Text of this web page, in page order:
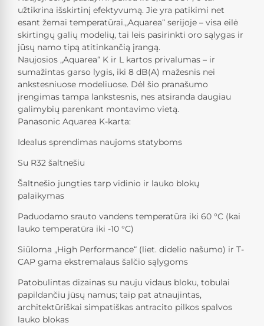
užtikrina išskirtinį efektyvumą. Jie yra patikimi net
esant žemai temperatūrai.„Aquarea“ serijoje – visa eilė
skirtingų galių modelių, tai leis pasirinkti oro sąlygas ir
jūsų namo tipą atitinkančią įrangą.
Naujosios „Aquarea“ K ir L kartos privalumas – ir
sumažintas garso lygis, iki 8 dB(A) mažesnis nei
ankstesniuose modeliuose. Dėl šio pranašumo
įrengimas tampa lankstesnis, nes atsiranda daugiau
galimybių parenkant montavimo vietą.
Panasonic Aquarea K-karta:
Idealus sprendimas naujoms statyboms
Su R32 šaltnešiu
Šaltnešio jungties tarp vidinio ir lauko blokų
palaikymas
Paduodamo srauto vandens temperatūra iki 60 °C (kai
lauko temperatūra iki -10 °C)
Siūloma „High Performance“ (liet. didelio našumo) ir T-
CAP gama ekstremalaus šalčio sąlygoms
Patobulintas dizainas su nauju vidaus bloku, tobulai
papildančiu jūsų namus; taip pat atnaujintas,
architektūriškai simpatiškas antracito pilkos spalvos
lauko blokas